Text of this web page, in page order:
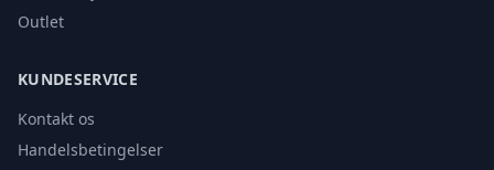
Outlet
KUNDESERVICE
Kontakt os
Handelsbetingelser